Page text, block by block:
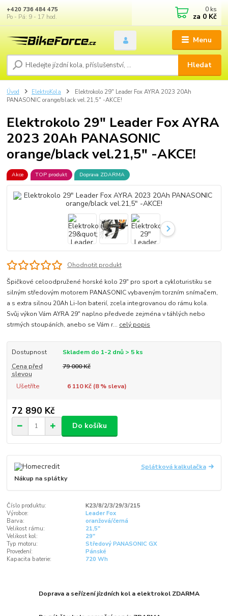
Menu
Hledat
+420 736 484 475
Po - Pá: 9 - 17 hod.
0 ks
za 0 Kč
Úvod ElektroKola
Elektrokolo 29" Leader Fox AYRA 2023 20Ah
PANASONIC orange/black vel.21,5" -AKCE!
Elektrokolo 29" Leader Fox AYRA
2023 20Ah PANASONIC
orange/black vel.21,5" -AKCE!
Akce TOP produkt Doprava ZDARMA
Ohodnotit produkt
Špičkové celoodpružené horské kolo 29" pro sport a cykloturistiku se
silným středovým motorem PANASONIC vybaveným torzním snímačem,
a s extra silnou 20Ah Li-Ion baterií, zcela integrovanou do rámu kola.
Svůj výkon Vám AYRA 29" naplno předvede zejména v táhlých nebo
strmých stoupáních, anebo se Vám r... celý popis
Dostupnost
Skladem do 1-2 dnů > 5 ks
Cena před
slevou
79 000 Kč
Ušetříte 6 110 Kč (8% sleva)
72 890 Kč
Do košíku
Splátková kalkulačka
Nákup na splátky
Číslo produktu:
K23/8/2/3/29/3/215
Výrobce:
Leader Fox
Barva:
oranžová/černá
Velikost rámu:
21,5"
Velikost kol:
29"
Typ motoru:
Středový PANASONIC GX
Provedení:
Pánské
Kapacita baterie:
720 Wh
Doprava a seřízení jízdních kol a elektrokol ZDARMA